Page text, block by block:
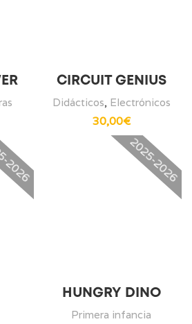
CIRCUIT GENIUS
Didácticos, Electrónicos
30,00€
2025-2026
HUNGRY DINO
Primera infancia